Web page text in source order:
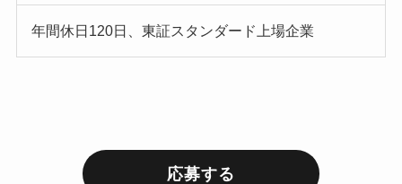
年間休日120日、東証スタンダード上場企業
応募する